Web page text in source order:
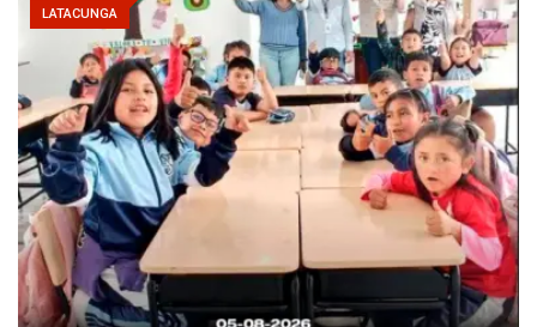
LATACUNGA